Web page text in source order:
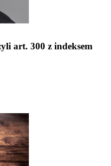
art. 300 z indeksem